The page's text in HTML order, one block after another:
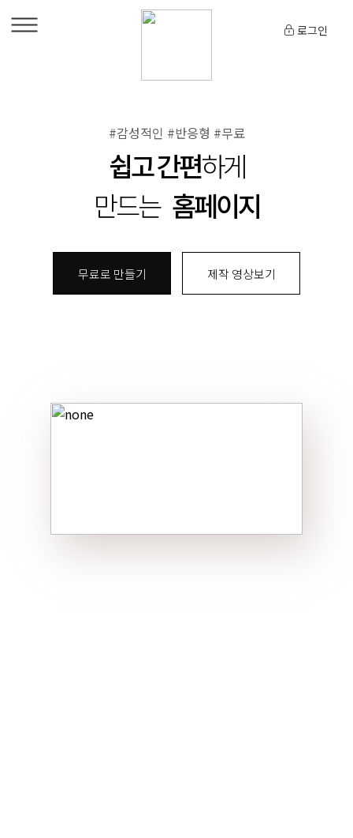
로그인
#감성적인 #반응형 #무료
쉽고 간편하게
만드는 홈페이지
무료로 만들기 제작 영상보기